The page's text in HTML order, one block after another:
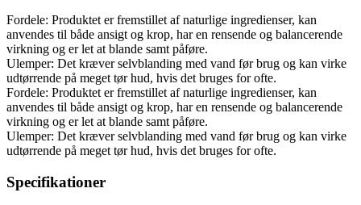
Fordele: Produktet er fremstillet af naturlige ingredienser, kan
anvendes til både ansigt og krop, har en rensende og balancerende
virkning og er let at blande samt påføre.
Ulemper: Det kræver selvblanding med vand før brug og kan virke
udtørrende på meget tør hud, hvis det bruges for ofte.
Fordele: Produktet er fremstillet af naturlige ingredienser, kan
anvendes til både ansigt og krop, har en rensende og balancerende
virkning og er let at blande samt påføre.
Ulemper: Det kræver selvblanding med vand før brug og kan virke
udtørrende på meget tør hud, hvis det bruges for ofte.
Specifikationer